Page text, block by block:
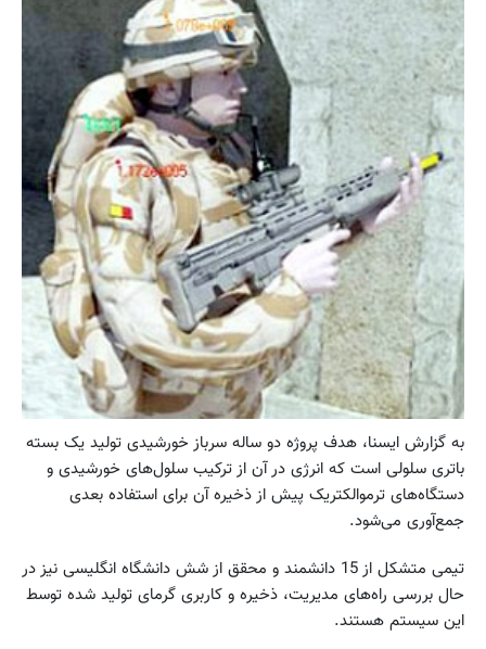
به گزارش ایسنا، هدف پروژه دو ساله سرباز خورشیدی تولید یک بسته
باتری سلولی است که انرژی در آن از ترکیب سلول‌های خورشیدی و
دستگاه‌های ترموالکتریک پیش از ذخیره آن برای استفاده بعدی
جمع‌آوری می‌شود.
تیمی متشکل از 15 دانشمند و محقق از شش دانشگاه انگلیسی نیز در
حال بررسی راه‌های مدیریت،‌ ذخیره و کاربری گرمای تولید شده توسط
این سیستم هستند.